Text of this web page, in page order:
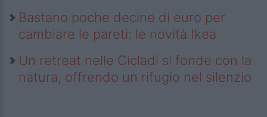
Bastano poche decine di euro per
cambiare le pareti: le novità Ikea
Un retreat nelle Cicladi si fonde con la
natura, offrendo un rifugio nel silenzio